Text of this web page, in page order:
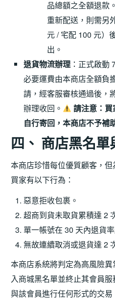
品總額之全額退款
重新配送，則需另
元 / 宅配 100 元）
出。
退貨物流辦理：正式啟動
必要運費由本商店全額負
請，經客服審核通過後，
辦理收回。
請注意：
自行寄回，本商店不予補
四、 商店黑名
本商店珍惜每位優質顧客，
買家有以下行為：
惡意拒收包裹。
超商到貨未取貨累積達 2
單一帳號在 30 天內退貨
無故連續取消或退貨達 2
本商店系統將判定為高風險
入商城黑名單並終止其會員
與該會員進行任何形式的交易